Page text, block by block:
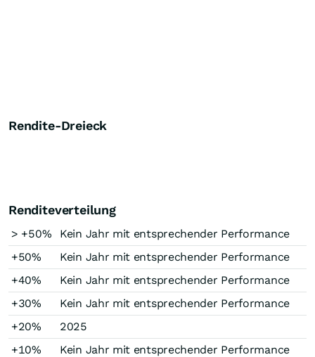
Rendite-Dreieck
Renditeverteilung
> +50%
Kein Jahr mit entsprechender Performance
+50%
Kein Jahr mit entsprechender Performance
+40%
Kein Jahr mit entsprechender Performance
+30%
Kein Jahr mit entsprechender Performance
+20%
2025
+10%
Kein Jahr mit entsprechender Performance